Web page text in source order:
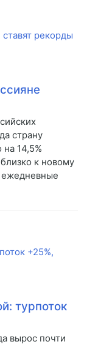
страну
14,5%
к новому
ежедневные
турпоток
вырос почти